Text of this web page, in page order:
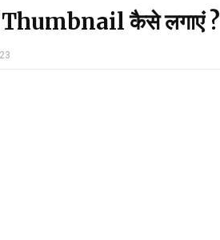
Thumbnail कैसे लगाएं ?